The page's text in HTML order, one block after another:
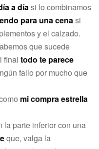
a díasi lo combinamos
para una cenasi
y el calzado.
que sucede
final todo te parece
fallo por mucho que
mi compra estrella
la parte inferior con una
que, valga la